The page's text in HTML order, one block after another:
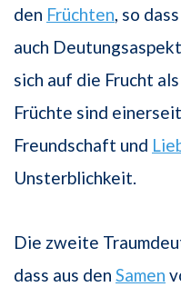
den Früchten, so
auch
sich auf die Frucht
Früchte sind
Freundschaft und
Unsterblichkeit.
Die zweite
dass aus den Samen